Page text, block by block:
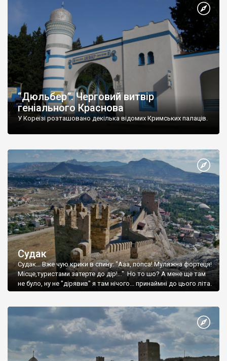
“Дюльбер”. Черговий витвір
геніального Краснова
У Кореїзі розташовано декілька відомих Кримських палаців.
Судак
Судак... Вже чую крики в спину: "Ааа, попса! Муляжна фортеця!
Місце,туристами затерте до дір!..." Но то шо? А мене ще там
не було, ну не "дірявив" я там нічого... принаймні до цього літа.